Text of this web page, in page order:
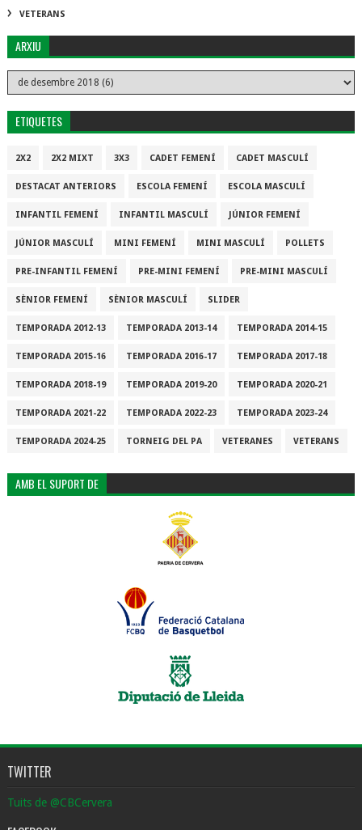
VETERANS
ARXIU
ETIQUETES
2X2 2X2 MIXT 3X3 CADET FEMENÍ CADET MASCULÍ
DESTACAT ANTERIORS ESCOLA FEMENÍ ESCOLA MASCULÍ
INFANTIL FEMENÍ INFANTIL MASCULÍ JÚNIOR FEMENÍ
JÚNIOR MASCULÍ MINI FEMENÍ MINI MASCULÍ POLLETS
PRE-INFANTIL FEMENÍ PRE-MINI FEMENÍ PRE-MINI MASCULÍ
SÈNIOR FEMENÍ SÈNIOR MASCULÍ SLIDER
TEMPORADA 2012-13 TEMPORADA 2013-14 TEMPORADA 2014-15
TEMPORADA 2015-16 TEMPORADA 2016-17 TEMPORADA 2017-18
TEMPORADA 2018-19 TEMPORADA 2019-20 TEMPORADA 2020-21
TEMPORADA 2021-22 TEMPORADA 2022-23 TEMPORADA 2023-24
TEMPORADA 2024-25 TORNEIG DEL PA VETERANES VETERANS
AMB EL SUPORT DE
TWITTER
Tuits de @CBCervera